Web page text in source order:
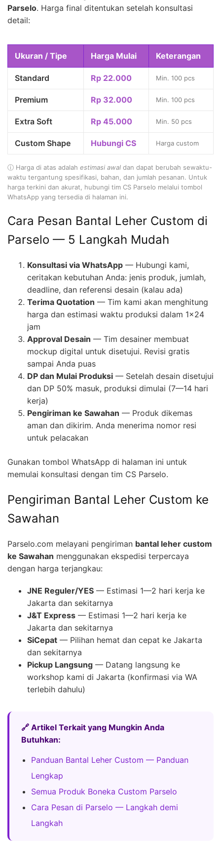
Parselo. Harga final ditentukan setelah konsultasi
detail:
Ukuran / Tipe Harga Mulai Keterangan
Standard Rp 22.000 Min. 100 pcs
Premium Rp 32.000 Min. 100 pcs
Extra Soft Rp 45.000 Min. 50 pcs
Custom Shape Hubungi CS Harga custom
ⓘ Harga di atas adalah estimasi awal dan dapat berubah sewaktu-
waktu tergantung spesifikasi, bahan, dan jumlah pesanan. Untuk
harga terkini dan akurat, hubungi tim CS Parselo melalui tombol
WhatsApp yang tersedia di halaman ini.
Cara Pesan Bantal Leher Custom di
Parselo — 5 Langkah Mudah
Konsultasi via WhatsApp — Hubungi kami,
ceritakan kebutuhan Anda: jenis produk, jumlah,
deadline, dan referensi desain (kalau ada)
Terima Quotation — Tim kami akan menghitung
harga dan estimasi waktu produksi dalam 1×24
jam
Approval Desain — Tim desainer membuat
mockup digital untuk disetujui. Revisi gratis
sampai Anda puas
DP dan Mulai Produksi — Setelah desain disetujui
dan DP 50% masuk, produksi dimulai (7—14 hari
kerja)
Pengiriman ke Sawahan — Produk dikemas
aman dan dikirim. Anda menerima nomor resi
untuk pelacakan
Gunakan tombol WhatsApp di halaman ini untuk
memulai konsultasi dengan tim CS Parselo.
Pengiriman Bantal Leher Custom ke
Sawahan
Parselo.com melayani pengiriman bantal leher custom
ke Sawahan menggunakan ekspedisi terpercaya
dengan harga terjangkau:
JNE Reguler/YES — Estimasi 1—2 hari kerja ke
Jakarta dan sekitarnya
J&T Express — Estimasi 1—2 hari kerja ke
Jakarta dan sekitarnya
SiCepat — Pilihan hemat dan cepat ke Jakarta
dan sekitarnya
Pickup Langsung — Datang langsung ke
workshop kami di Jakarta (konfirmasi via WA
terlebih dahulu)
🔗 Artikel Terkait yang Mungkin Anda
Butuhkan:
Panduan Bantal Leher Custom — Panduan
Lengkap
Semua Produk Boneka Custom Parselo
Cara Pesan di Parselo — Langkah demi
Langkah